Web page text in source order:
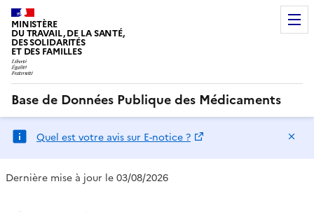
MINISTÈRE
DU TRAVAIL, DE LA SANTÉ,
DES SOLIDARITÉS
ET DES FAMILLES
Base de Données Publique des Médicaments
Quel est votre avis sur E-notice ?
Dernière mise à jour le 03/08/2026